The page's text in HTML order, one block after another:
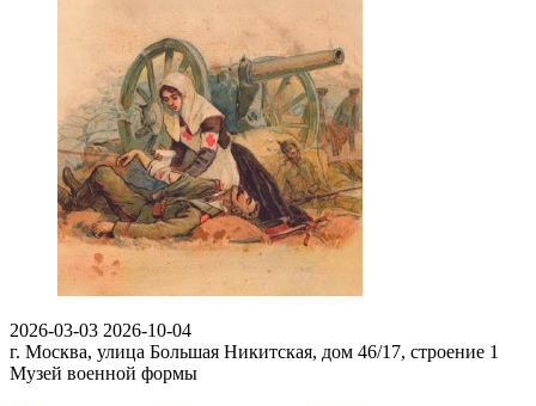
2026-03-03 2026-10-04
г. Москва, улица Большая Никитская, дом 46/17, строение 1
Музей военной формы